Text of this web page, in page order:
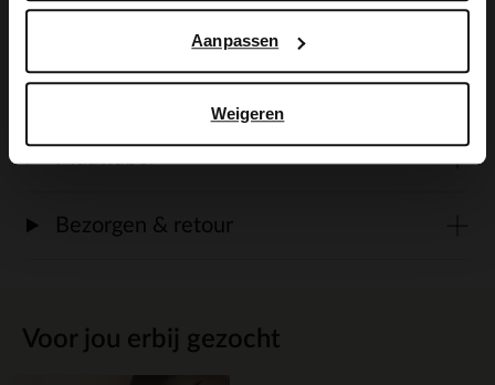
Aanpassen
Weigeren
Voor jou erbij gezocht
Alles over dit product
Maattabel
Bezorgen & retour